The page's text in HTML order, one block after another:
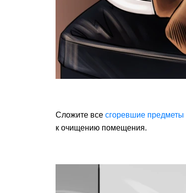
Сложите все сгоревшие предметы
к очищению помещения.